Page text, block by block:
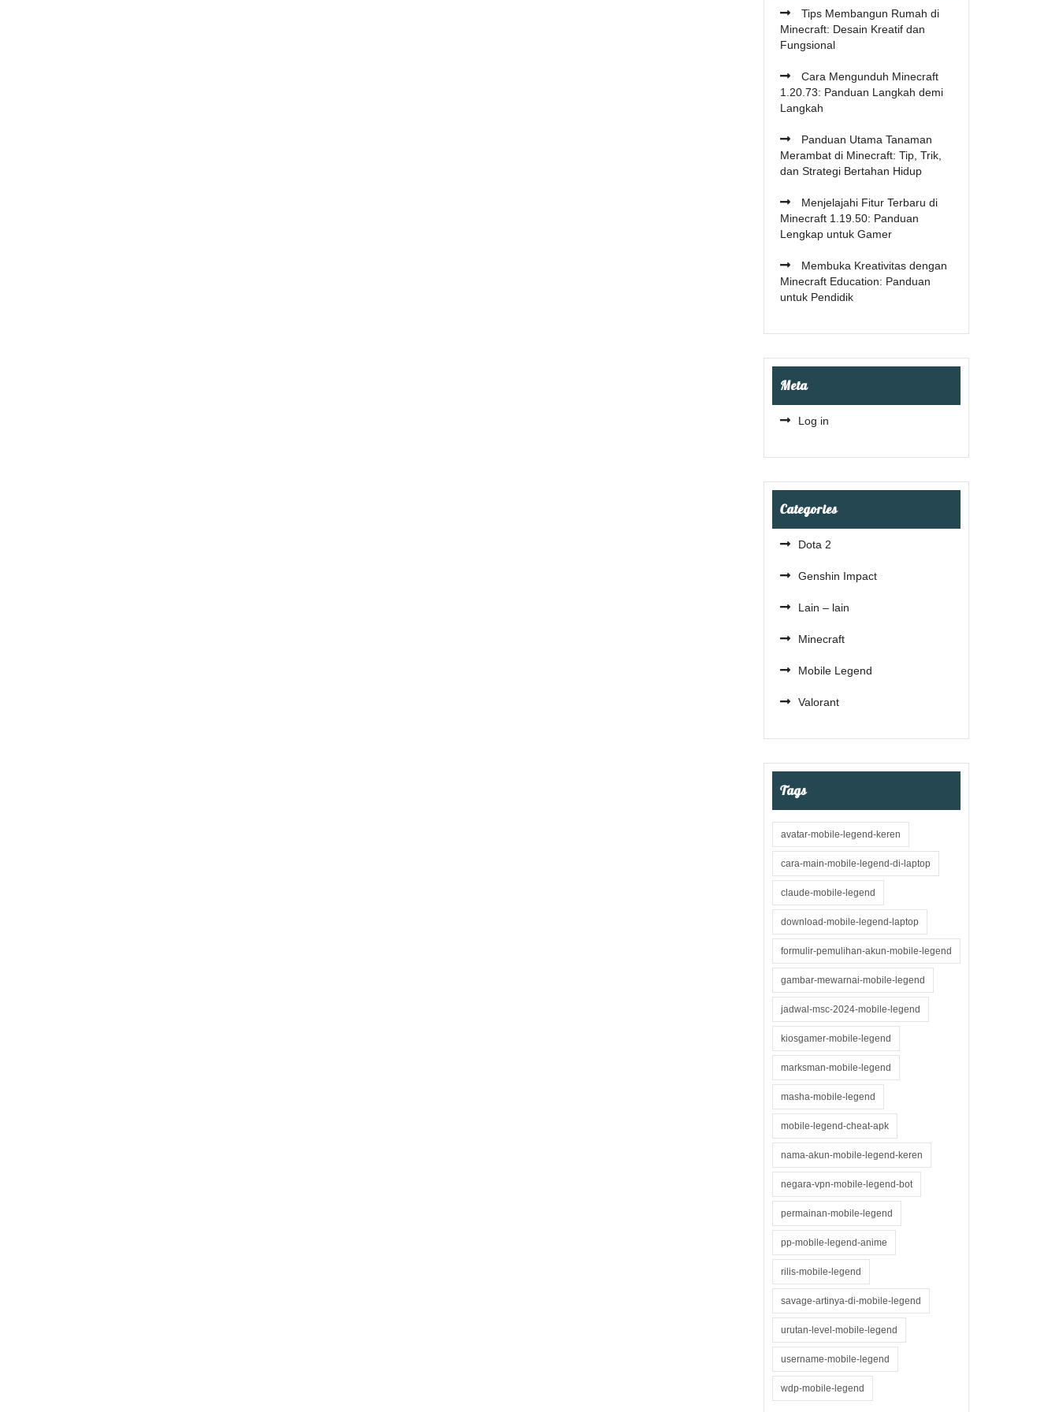
Tips Membangun Rumah di
Minecraft: Desain Kreatif dan
Fungsional
Cara Mengunduh Minecraft
1.20.73: Panduan Langkah demi
Langkah
Panduan Utama Tanaman
Merambat di Minecraft: Tip, Trik,
dan Strategi Bertahan Hidup
Menjelajahi Fitur Terbaru di
Minecraft 1.19.50: Panduan
Lengkap untuk Gamer
Membuka Kreativitas dengan
Minecraft Education: Panduan
untuk Pendidik
Meta
Log in
Categories
Dota 2
Genshin Impact
Lain – lain
Minecraft
Mobile Legend
Valorant
Tags
avatar-mobile-legend-keren
cara-main-mobile-legend-di-laptop
claude-mobile-legend
download-mobile-legend-laptop
formulir-pemulihan-akun-mobile-legend
gambar-mewarnai-mobile-legend
jadwal-msc-2024-mobile-legend
kiosgamer-mobile-legend
marksman-mobile-legend
masha-mobile-legend
mobile-legend-cheat-apk
nama-akun-mobile-legend-keren
negara-vpn-mobile-legend-bot
permainan-mobile-legend
pp-mobile-legend-anime
rilis-mobile-legend
savage-artinya-di-mobile-legend
urutan-level-mobile-legend
username-mobile-legend
wdp-mobile-legend